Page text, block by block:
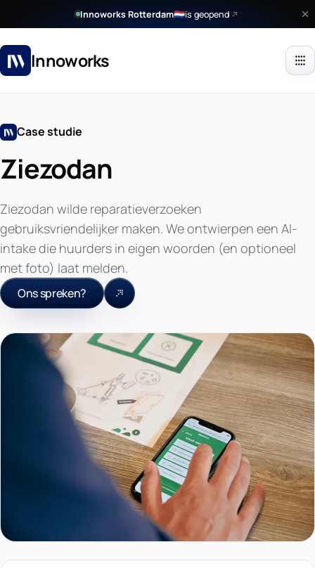
Innoworks Rotterdam🇳🇱is geopend
Innoworks
Case studie
Ziezodan
Ziezodan wilde reparatieverzoeken
gebruiksvriendelijker maken. We ontwierpen een AI-
intake die huurders in eigen woorden (en optioneel
met foto) laat melden.
Ons spreken?